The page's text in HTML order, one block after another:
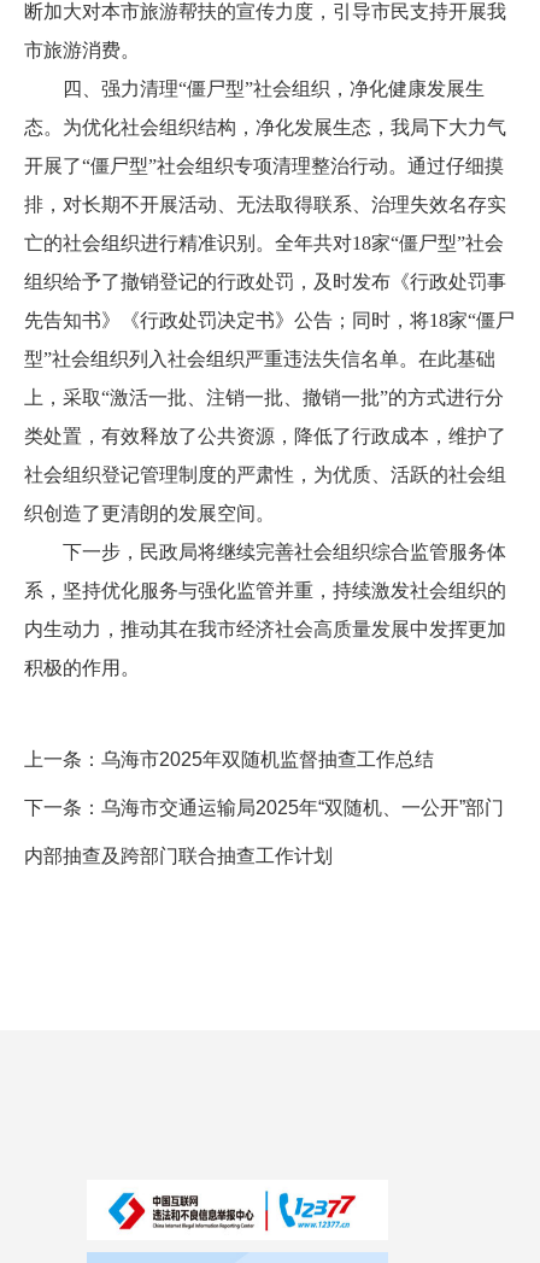
断加大对本市旅游帮扶的宣传力度，引导市民支持开展我
市旅游消费。
四、强力清理“僵尸型”社会组织，净化健康发展生
态。为优化社会组织结构，净化发展生态，我局下大力气
开展了“僵尸型”社会组织专项清理整治行动。通过仔细摸
排，对长期不开展活动、无法取得联系、治理失效名存实
亡的社会组织进行精准识别。全年共对18家“僵尸型”社会
组织给予了撤销登记的行政处罚，及时发布《行政处罚事
先告知书》《行政处罚决定书》公告；同时，将18家“僵尸
型”社会组织列入社会组织严重违法失信名单。在此基础
上，采取“激活一批、注销一批、撤销一批”的方式进行分
类处置，有效释放了公共资源，降低了行政成本，维护了
社会组织登记管理制度的严肃性，为优质、活跃的社会组
织创造了更清朗的发展空间。
下一步，民政局将继续完善社会组织综合监管服务体
系，坚持优化服务与强化监管并重，持续激发社会组织的
内生动力，推动其在我市经济社会高质量发展中发挥更加
积极的作用。
上一条： 乌海市2025年双随机监督抽查工作总结
下一条： 乌海市交通运输局2025年“双随机、一公开”部门
内部抽查及跨部门联合抽查工作计划